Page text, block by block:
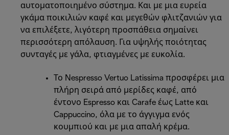
αυτοματοποιημένο σύστημα. Και με μια ευρεία
γκάμα ποικιλιών καφέ και μεγεθών φλιτζανιών για
να επιλέξετε, λιγότερη προσπάθεια σημαίνει
περισσότερη απόλαυση. Για υψηλής ποιότητας
συνταγές με γάλα, φτιαγμένες με ευκολία.
Το Nespresso Vertuo Latissima προσφέρει μια
πλήρη σειρά από μερίδες καφέ, από
έντονο Espresso και Carafe έως Latte και
Cappuccino, όλα με το άγγιγμα ενός
κουμπιού και με μια απαλή κρέμα.